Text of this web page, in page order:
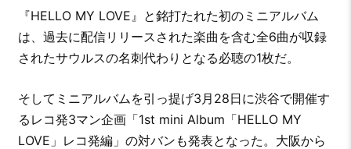
『HELLO MY LOVE』と銘打たれた初のミニアルバム
は、過去に配信リリースされた楽曲を含む全6曲が収録
されたサウルスの名刺代わりとなる必聴の1枚だ。
そしてミニアルバムを引っ提げ3月28日に渋谷で開催す
るレコ発3マン企画「1st mini Album「HELLO MY
LOVE」レコ発編」の対バンも発表となった。大阪から